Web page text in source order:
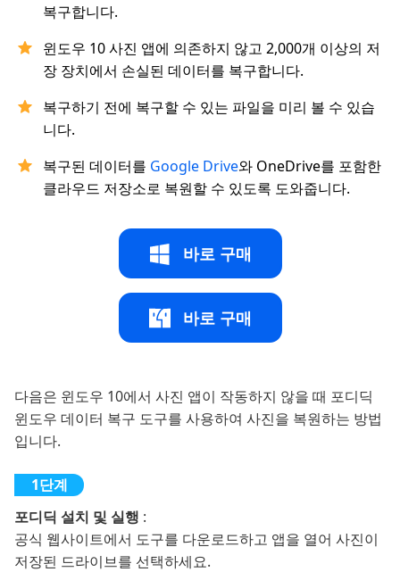
복구합니다.
윈도우 10 사진 앱에 의존하지 않고 2,000개 이상의 저
장 장치에서 손실된 데이터를 복구합니다.
복구하기 전에 복구할 수 있는 파일을 미리 볼 수 있습
니다.
복구된 데이터를 Google Drive와 OneDrive를 포함한
클라우드 저장소로 복원할 수 있도록 도와줍니다.
바로 구매
바로 구매
다음은 윈도우 10에서 사진 앱이 작동하지 않을 때 포디딕
윈도우 데이터 복구 도구를 사용하여 사진을 복원하는 방법
입니다.
포디딕 설치 및 실행 :
공식 웹사이트에서 도구를 다운로드하고 앱을 열어 사진이
저장된 드라이브를 선택하세요.